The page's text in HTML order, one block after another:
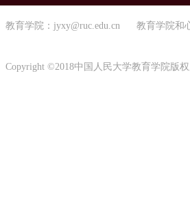
教育学院：jyxy@ruc.edu.cn 教育学院和
Copyright ©2018中国人民大学教育学院版